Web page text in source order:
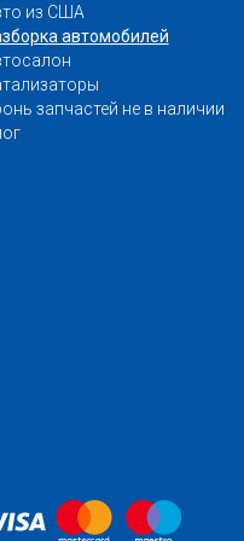
из США
автомобилей
запчастей не в наличии